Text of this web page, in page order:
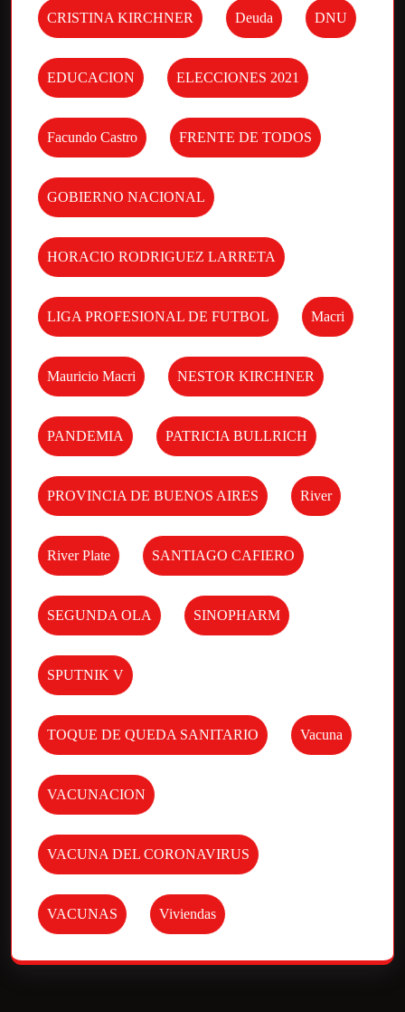
CRISTINA KIRCHNER Deuda DNU
EDUCACION ELECCIONES 2021
Facundo Castro FRENTE DE TODOS
GOBIERNO NACIONAL
HORACIO RODRIGUEZ LARRETA
LIGA PROFESIONAL DE FUTBOL Macri
Mauricio Macri NESTOR KIRCHNER
PANDEMIA PATRICIA BULLRICH
PROVINCIA DE BUENOS AIRES River
River Plate SANTIAGO CAFIERO
SEGUNDA OLA SINOPHARM
SPUTNIK V
TOQUE DE QUEDA SANITARIO Vacuna
VACUNACION
VACUNA DEL CORONAVIRUS
VACUNAS Viviendas